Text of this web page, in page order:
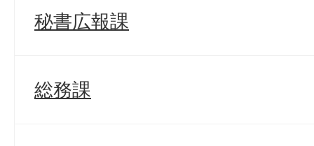
秘書広報課
総務課